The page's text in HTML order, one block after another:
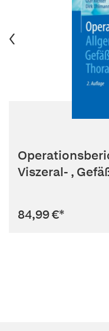
Viszeral- ,
84,99 €*